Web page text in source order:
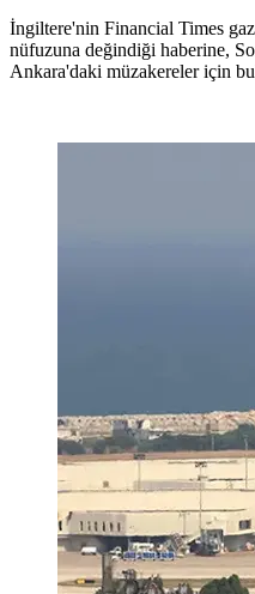
İngiltere'nin Financial Times
nüfuzuna değindiği haberine,
Ankara'daki müzakereler için